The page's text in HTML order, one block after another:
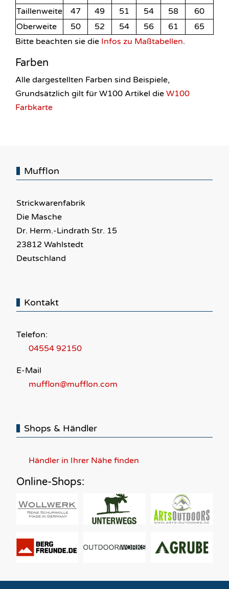
Taillenweite
47 49 51 54 58
60
Oberweite
50 52 54 56 61
65
Bitte beachten sie die Infos zu Maßtabellen.
Farben
Alle dargestellten Farben sind Beispiele,
Grundsätzlich gilt für W100 Artikel die W100
Farbkarte
Mufflon
Strickwarenfabrik
Die Masche
Dr. Herm.-Lindrath Str. 15
23812 Wahlstedt
Deutschland
Kontakt
Telefon:
04554 92150
E-Mail
mufflon@mufflon.com
Shops & Händler
Händler in Ihrer Nähe finden
Online-Shops: